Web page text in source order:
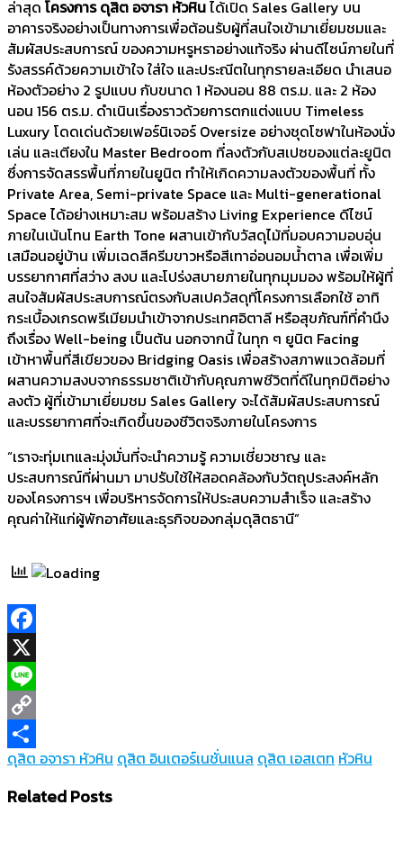
ล่าสุด โครงการ ดุสิต อจารา หัวหินได้เปิด Sales Gallery บน
อาคารจริงอย่างเป็นทางการเพื่อต้อนรับผู้ที่สนใจเข้ามาเยี่ยมชมและ
สัมผัสประสบการณ์ ของความหรูหราอย่างแท้จริง ผ่านดีไซน์ภายในที่
รังสรรค์ด้วยความเข้าใจ ใส่ใจ และประณีตในทุกรายละเอียด นำเสนอ
ห้องตัวอย่าง 2 รูปแบบ กับขนาด 1 ห้องนอน 88 ตร.ม. และ 2 ห้อง
นอน 156 ตร.ม. ดำเนินเรื่องราวด้วยการตกแต่งแบบ Timeless
Luxury โดดเด่นด้วยเฟอร์นิเจอร์ Oversize อย่างชุดโซฟาในห้องนั่ง
เล่น และเตียงใน Master Bedroom ที่ลงตัวกับสเปซของแต่ละยูนิต
ซึ่งการจัดสรรพื้นที่ภายในยูนิต ทำให้เกิดความลงตัวของพื้นที่ ทั้ง
Private Area, Semi-private Space และ Multi-generational
Space ได้อย่างเหมาะสม พร้อมสร้าง Living Experience ดีไซน์
ภายในเน้นโทน Earth Tone ผสานเข้ากับวัสดุไม้ที่มอบความอบอุ่น
เสมือนอยู่บ้าน เพิ่มเฉดสีครีมขาวหรือสีเทาอ่อนอมน้ำตาล เพื่อเพิ่ม
บรรยากาศที่สว่าง สงบ และโปร่งสบายภายในทุกมุมมอง พร้อมให้ผู้ที่
สนใจสัมผัสประสบการณ์ตรงกับสเปควัสดุที่โครงการเลือกใช้ อาทิ
กระเบื้องเกรดพรีเมียมนำเข้าจากประเทศอิตาลี หรือสุขภัณฑ์ที่คำนึง
ถึงเรื่อง Well-being เป็นต้น นอกจากนี้ ในทุก ๆ ยูนิต Facing
เข้าหาพื้นที่สีเขียวของ Bridging Oasis เพื่อสร้างสภาพแวดล้อมที่
ผสานความสงบจากธรรมชาติเข้ากับคุณภาพชีวิตที่ดีในทุกมิติอย่าง
ลงตัว ผู้ที่เข้ามาเยี่ยมชม Sales Gallery จะได้สัมผัสประสบการณ์
และบรรยากาศที่จะเกิดขึ้นของชีวิตจริงภายในโครงการ
“เราจะทุ่มเทและมุ่งมั่นที่จะนำความรู้ ความเชี่ยวชาญ และ
ประสบการณ์ที่ผ่านมา มาปรับใช้ให้สอดคล้องกับวัตถุประสงค์หลัก
ของโครงการฯ เพื่อบริหารจัดการให้ประสบความสำเร็จ และสร้าง
คุณค่าให้แก่ผู้พักอาศัยและธุรกิจของกลุ่มดุสิตธานี”
Facebook
X
Line
Copy
Link
Share
ดุสิต อจารา หัวหิน ดุสิต อินเตอร์เนชั่นแนล ดุสิต เอสเตท หัวหิน
Related Posts